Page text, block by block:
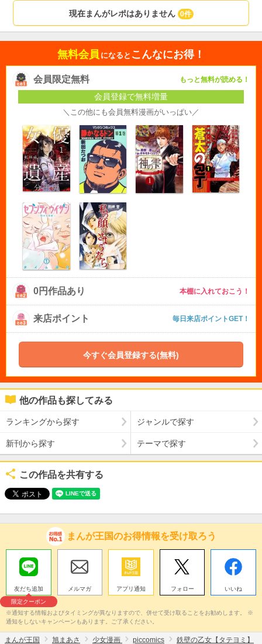
現在まんがレポはありません 0件
無料会員 になると こんなにお得！
会員限定無料 もっと無料が読める！
会員登録で無料増量
＼この他にも会員無料漫画がいっぱい／
0円作品あり 本棚に入れておこう！
来店ポイント 毎日来店ポイントGET！
今すぐ会員登録する(無料)
他の作品も探してみる
ランキングから探す ジャンルで探す
新刊から探す テーマで探す
この作品を共有する
まんが王国のお得情報を受け取ろう
友だち追加
限定クーポン
メルマガ アプリ通知 フォロー いいね
※通知する情報およびタイミングが異なりますので、併せて受け取ることをお勧めします。 ※
通知をしないキャンペーンもあります。ご了承ください。
まんが王国 旭まあさ 少女漫画 piccomics 鉄壁の乙女【タテヨミ】